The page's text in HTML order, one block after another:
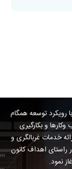
تجاری کیسان به شماره ثبت ۴۰۰۶۳۳، با رویکرد توسعه همگام
و بکارگیری
خدمات غربالگری و
اهداف کانون